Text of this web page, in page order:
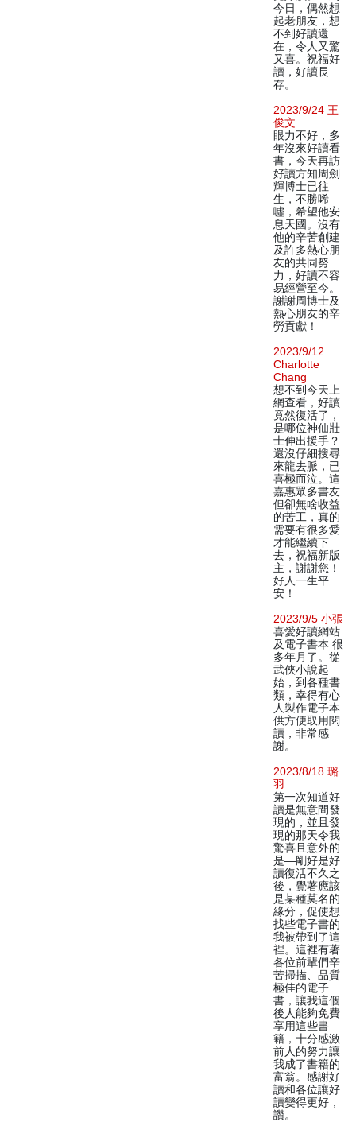
今日，偶然想
起老朋友，想
不到好讀還
在，令人又驚
又喜。祝福好
讀，好讀長
存。
2023/9/24 王
俊文
眼力不好，多
年沒來好讀看
書，今天再訪
好讀方知周劍
輝博士已往
生，不勝唏
噓，希望他安
息天國。沒有
他的辛苦創建
及許多熱心朋
友的共同努
力，好讀不容
易經營至今。
謝謝周博士及
熱心朋友的辛
勞貢獻！
2023/9/12
Charlotte
Chang
想不到今天上
網查看，好讀
竟然復活了，
是哪位神仙壯
士伸出援手？
還沒仔細搜尋
來龍去脈，已
喜極而泣。這
嘉惠眾多書友
但卻無啥收益
的苦工，真的
需要有很多愛
才能繼續下
去，祝福新版
主，謝謝您！
好人一生平
安！
2023/9/5 小張
喜愛好讀網站
及電子書本 很
多年月了。從
武俠小說起
始，到各種書
類，幸得有心
人製作電子本
供方便取用閱
讀，非常感
謝。
2023/8/18 璐
羽
第一次知道好
讀是無意間發
現的，並且發
現的那天令我
驚喜且意外的
是—剛好是好
讀復活不久之
後，覺著應該
是某種莫名的
緣分，促使想
找些電子書的
我被帶到了這
裡。這裡有著
各位前輩們辛
苦掃描、品質
極佳的電子
書，讓我這個
後人能夠免費
享用這些書
籍，十分感激
前人的努力讓
我成了書籍的
富翁。感謝好
讀和各位讓好
讀變得更好，
讚。